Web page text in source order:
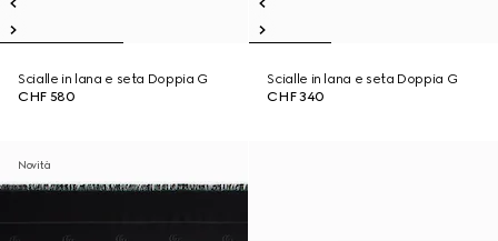
Scialle in lana e seta Doppia G
CHF 580
Scialle in lana e seta Doppia G
CHF 340
Novità